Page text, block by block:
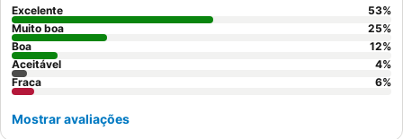
música ao vivo e entretenimento.
Excelente 53%
Muito boa
25%
Boa
12%
Aceitável
4%
Fraca
6%
Mostrar avaliações